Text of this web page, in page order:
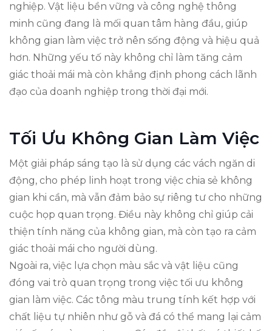
nghiệp. Vật liệu bền vững và công nghệ thông
minh cũng đang là mối quan tâm hàng đầu, giúp
không gian làm việc trở nên sống động và hiệu quả
hơn. Những yếu tố này không chỉ làm tăng cảm
giác thoải mái mà còn khẳng định phong cách lãnh
đạo của doanh nghiệp trong thời đại mới.
Tối Ưu Không Gian Làm Việc
Một giải pháp sáng tạo là sử dụng các vách ngăn di
động, cho phép linh hoạt trong việc chia sẻ không
gian khi cần, mà vẫn đảm bảo sự riêng tư cho những
cuộc họp quan trọng. Điều này không chỉ giúp cải
thiện tính năng của không gian, mà còn tạo ra cảm
giác thoải mái cho người dùng.
Ngoài ra, việc lựa chọn màu sắc và vật liệu cũng
đóng vai trò quan trọng trong việc tối ưu không
gian làm việc. Các tông màu trung tính kết hợp với
chất liệu tự nhiên như gỗ và đá có thể mang lại cảm